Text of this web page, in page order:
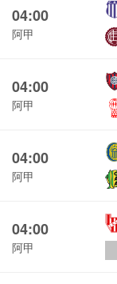
04:00
阿甲
04:00
阿甲
04:00
阿甲
04:00
阿甲